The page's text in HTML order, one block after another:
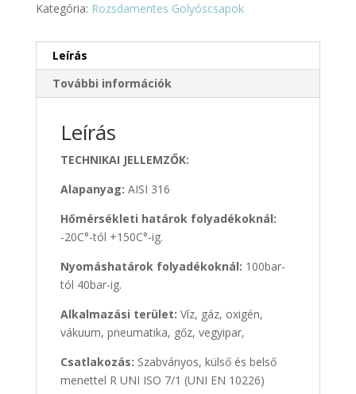
Kategória: Rozsdamentes Golyóscsapok
Leírás
További információk
Leírás
TECHNIKAI JELLEMZŐK:
Alapanyag: AISI 316
Hőmérsékleti határok folyadékoknál:
-20C°-tól +150C°-ig.
Nyomáshatárok folyadékoknál: 100bar-
tól 40bar-ig.
Alkalmazási terület: Víz, gáz, oxigén,
vákuum, pneumatika, gőz, vegyipar,
Csatlakozás: Szabványos, külső és belső
menettel R UNI ISO 7/1 (UNI EN 10226)